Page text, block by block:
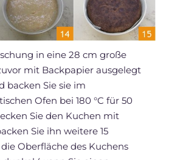
in eine 28 cm große
mit Backpapier ausgelegt
backen Sie sie im
Ofen bei 180 °C für 50
Sie den Kuchen mit
Sie ihn weitere 15
Oberfläche des Kuchens